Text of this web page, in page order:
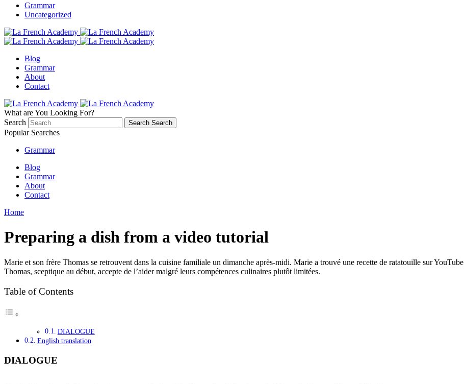
Grammar
Uncategorized
Blog
Grammar
About
Contact
What are You Looking For?
Search
Search Search
Popular Searches
Grammar
Blog
Grammar
About
Contact
Home
Preparing a dish from a video tutorial
Marie et son frère Thomas se retrouvent dans la cuisine familiale un dimanche après-midi. Marie a trouvé une recette de ratatouille sur
Thomas, sceptique au début, accepte de l’aider malgré leurs compétences culinaires plutôt limitées.
Table of Contents
DIALOGUE
English translation
DIALOGUE